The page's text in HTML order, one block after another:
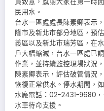
民用水。
台水一區處處長陳素卿表示
隆市及新北市部分地區，預
義區以及新北市瑞芳區，在
戶大幅縮減，台水一區處已
作業，並持續監控現場狀況
陳素卿表示，評估破管情況
恢復正常供水。停水期間，
水廠電話：02-2431-9680
水車待命支援。